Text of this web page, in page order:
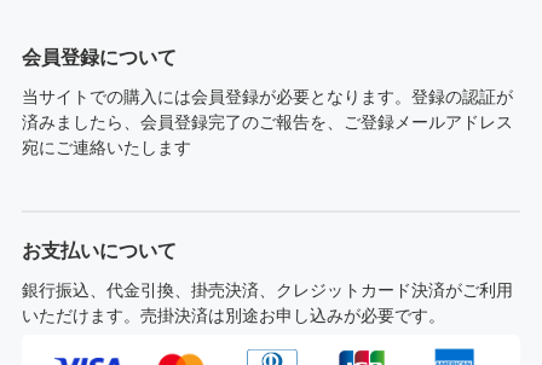
会員登録について
当サイトでの購入には会員登録が必要となります。登録の認証が
済みましたら、会員登録完了のご報告を、ご登録メールアドレス
宛にご連絡いたします
お支払いについて
銀行振込、代金引換、掛売決済、クレジットカード決済がご利用
いただけます。売掛決済は別途お申し込みが必要です。